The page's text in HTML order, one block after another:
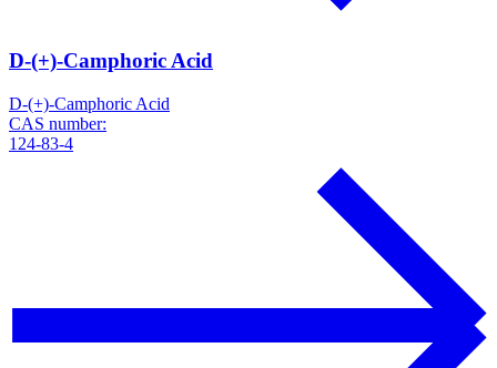
D-(+)-Camphoric Acid
D-(+)-Camphoric Acid
CAS number:
124-83-4